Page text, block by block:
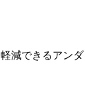
減できるアンダ